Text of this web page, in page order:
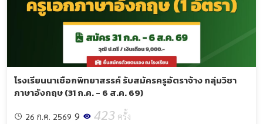
โรงเรียนนาเชือกพิทยาสรรค์ รับสมัครครูอัตราจ้าง กลุ่มวิชา
ภาษาอังกฤษ (31 ก.ค. - 6 ส.ค. 69)
26 ก.ค. 2569 9 423 ครั้ง